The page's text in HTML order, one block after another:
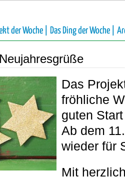
der Woche | Das Ding der Woche |
Das
fröhliche
guten
Ab dem
wieder für
Mit